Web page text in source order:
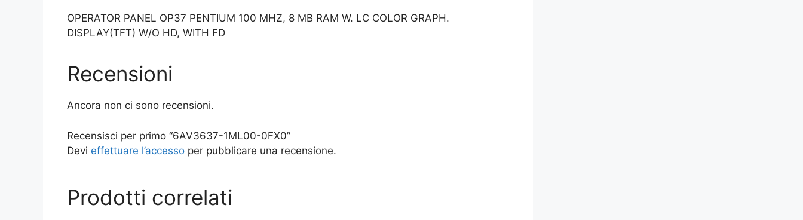
OPERATOR PANEL OP37 PENTIUM 100 MHZ, 8 MB RAM W. LC COLOR GRAPH.
DISPLAY(TFT) W/O HD, WITH FD
Recensioni
Ancora non ci sono recensioni.
Recensisci per primo “6AV3637-1ML00-0FX0”
Devi effettuare l’accesso per pubblicare una recensione.
Prodotti correlati